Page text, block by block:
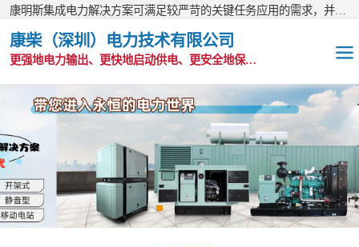
康柴（深圳）电力技术有限公司
更强地电力输出、更快地启动供电、更安全地保护功能
OEM发电机组
静音发电机组
移动电站
发电机出租